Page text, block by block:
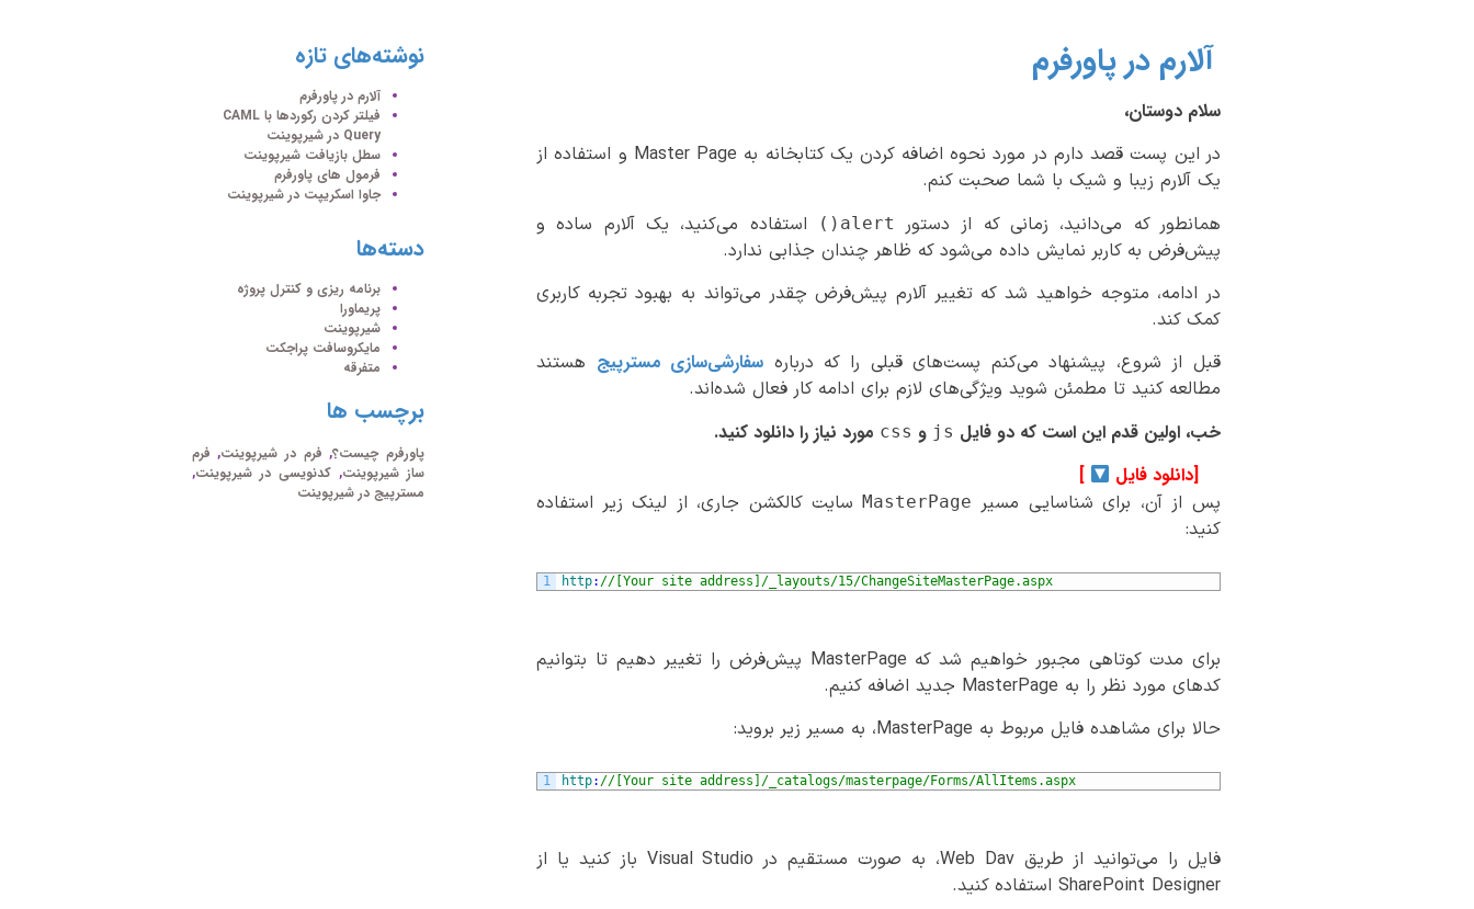
آلارم در پاورفرم
سلام دوستان،
در این پست قصد دارم در مورد نحوه اضافه کردن یک کتابخانه به Master Page و استفاده از
یک آلارم زیبا و شیک با شما صحبت کنم.
همانطور که می‌دانید، زمانی که از دستور
alert()
استفاده می‌کنید، یک آلارم ساده و
پیش‌فرض به کاربر نمایش داده می‌شود که ظاهر چندان جذابی ندارد.
در ادامه، متوجه خواهید شد که تغییر آلارم پیش‌فرض چقدر می‌تواند به بهبود تجربه کاربری
کمک کند.
قبل از شروع، پیشنهاد می‌کنم پست‌های قبلی را که درباره سفارشی‌سازی مسترپیج هستند
مطالعه کنید تا مطمئن شوید ویژگی‌های لازم برای ادامه کار فعال شده‌اند.
خب، اولین قدم این است که دو فایل js و css مورد نیاز را دانلود کنید.
[دانلود فایل
]
پس از آن، برای شناسایی مسیر MasterPageسایت کالکشن جاری، از لینک زیر استفاده
کنید:
1 http: //[Your site address]/_layouts/15/ChangeSiteMasterPage.aspx
برای مدت کوتاهی مجبور خواهیم شد که MasterPage پیش‌فرض را تغییر دهیم تا بتوانیم
کدهای مورد نظر را به MasterPage جدید اضافه کنیم.
حالا برای مشاهده فایل مربوط به MasterPage، به مسیر زیر بروید:
1 http: //[Your site address]/_catalogs/masterpage/Forms/AllItems.aspx
فایل را می‌توانید از طریق Web Dav، به صورت مستقیم در Visual Studio باز کنید یا از
SharePoint Designer استفاده کنید.
نوشته‌های تازه
آلارم در پاورفرم
فیلتر کردن رکوردها با CAML
Query در شیرپوینت
سطل بازیافت شیرپوینت
فرمول های پاورفرم
جاوا اسکریپت در شیرپوینت
دسته‌ها
برنامه ریزی و کنترل پروژه
پریماورا
شیرپوینت
مایکروسافت پراجکت
متفرقه
برچسب ها
پاورفرم چیست؟, فرم در شیرپوینت, فرم
ساز شیرپوینت,کدنویسی در شیرپوینت,
مسترپیج در شیرپوینت